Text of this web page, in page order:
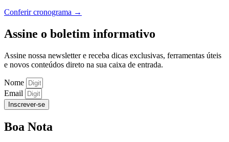
Conferir cronograma →
Assine o boletim informativo
Assine nossa newsletter e receba dicas exclusivas, ferramentas úteis
e novos conteúdos direto na sua caixa de entrada.
Nome
Email
Inscrever-se
Boa Nota